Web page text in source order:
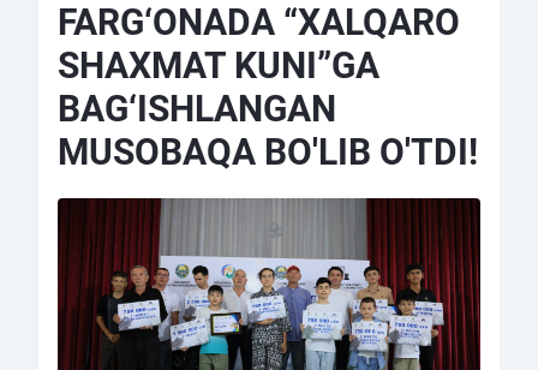
FARG‘ONADA “XALQARO
SHAXMAT KUNI”GA
BAG‘ISHLANGAN
MUSOBAQA BO'LIB O'TDI!